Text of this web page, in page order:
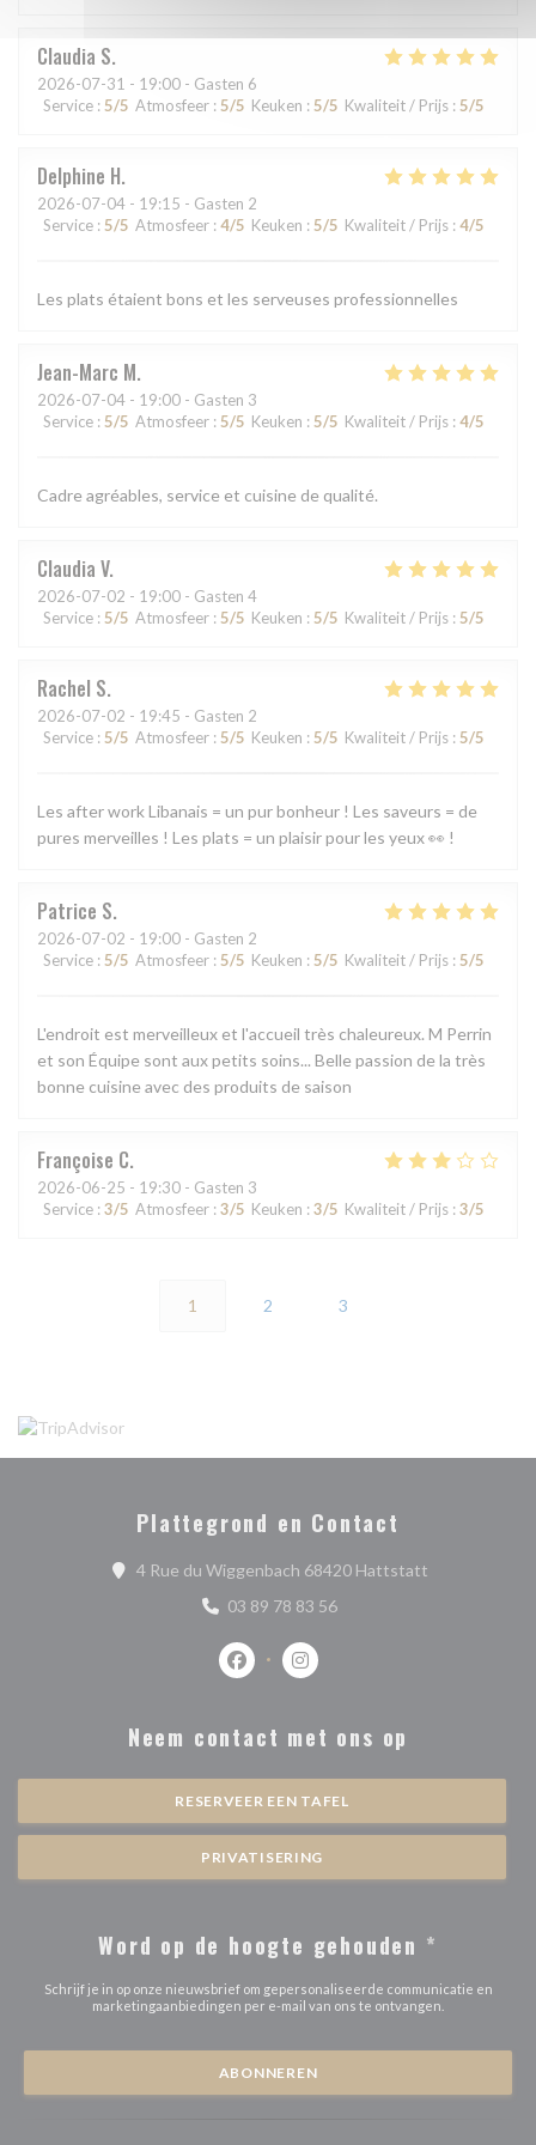
Claudia S
2026-07-31 - 19:00 - Gasten 6
Service : 5/5 Atmosfeer : 5/5 Keuken : 5/5 Kwaliteit / Prijs : 5/5
Delphine H
2026-07-04 - 19:15 - Gasten 2
Service : 5/5 Atmosfeer : 4/5 Keuken : 5/5 Kwaliteit / Prijs : 4/5
Les plats étaient bons et les serveuses professionnelles
Jean-Marc M
2026-07-04 - 19:00 - Gasten 3
Service : 5/5 Atmosfeer : 5/5 Keuken : 5/5 Kwaliteit / Prijs : 4/5
Cadre agréables, service et cuisine de qualité.
Claudia V
2026-07-02 - 19:00 - Gasten 4
Service : 5/5 Atmosfeer : 5/5 Keuken : 5/5 Kwaliteit / Prijs : 5/5
Rachel S
2026-07-02 - 19:45 - Gasten 2
Service : 5/5 Atmosfeer : 5/5 Keuken : 5/5 Kwaliteit / Prijs : 5/5
Les after work Libanais = un pur bonheur ! Les saveurs = de
pures merveilles ! Les plats = un plaisir pour les yeux 👀 !
Patrice S
2026-07-02 - 19:00 - Gasten 2
Service : 5/5 Atmosfeer : 5/5 Keuken : 5/5 Kwaliteit / Prijs : 5/5
L'endroit est merveilleux et l'accueil très chaleureux. M Perrin
et son Équipe sont aux petits soins... Belle passion de la très
bonne cuisine avec des produits de saison
Françoise C
2026-06-25 - 19:30 - Gasten 3
Service : 3/5 Atmosfeer : 3/5 Keuken : 3/5 Kwaliteit / Prijs : 3/5
1 2 3
Plattegrond en Contact
4 Rue du Wiggenbach 68420 Hattstatt((opent in
03 89 78 83 56
Facebook ((opent in een nieuw
Instagram ((opent in een
Neem contact met ons op
RESERVEER EEN TAFEL
PRIVATISERING
Word op de hoogte gehouden *
Schrijf je in op onze nieuwsbrief om gepersonaliseerde communicatie en
marketingaanbiedingen per e-mail van ons te ontvangen.
ABONNEREN